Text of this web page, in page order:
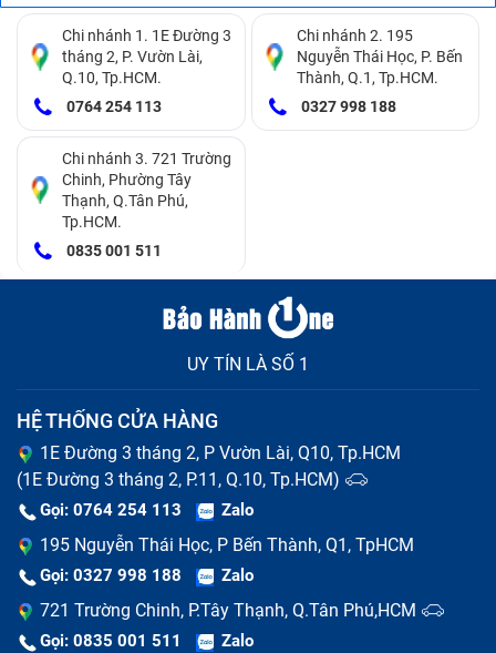
Chi nhánh 1. 1E Đường 3
tháng 2, P. Vườn Lài,
Q.10, Tp.HCM.
0764 254 113
Chi nhánh 2. 195
Nguyễn Thái Học, P. Bến
Thành, Q.1, Tp.HCM.
0327 998 188
Chi nhánh 3. 721 Trường
Chinh, Phường Tây
Thạnh, Q.Tân Phú,
Tp.HCM.
0835 001 511
UY TÍN LÀ SỐ 1
HỆ THỐNG CỬA HÀNG
1E Đường 3 tháng 2, P Vườn Lài, Q10, Tp.HCM
(1E Đường 3 tháng 2, P.11, Q.10, Tp.HCM)
Gọi: 0764 254 113 Zalo
195 Nguyễn Thái Học, P Bến Thành, Q1, TpHCM
Gọi: 0327 998 188 Zalo
721 Trường Chinh, P.Tây Thạnh, Q.Tân Phú,HCM
Gọi: 0835 001 511 Zalo